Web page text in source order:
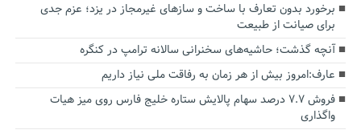
برخورد بدون تعارف با ساخت‌ و سازهای غیرمجاز در یزد؛ عزم جدی
برای صیانت از طبیعت
آنچه گذشت؛ حاشیه‌های سخنرانی سالانه ترامپ در کنگره
عارف:امروز بیش از هر زمان به رفاقت ملی نیاز داریم
فروش ۷.۷ درصد سهام پالایش ستاره خلیج فارس روی میز هیات
واگذاری